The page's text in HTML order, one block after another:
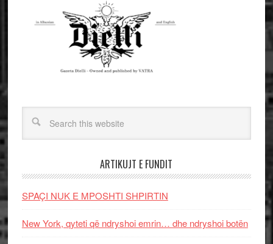
ARTIKUJT E FUNDIT
SPAÇI NUK E MPOSHTI SHPIRTIN
New York, qyteti që ndryshoi emrin… dhe ndryshoi botën